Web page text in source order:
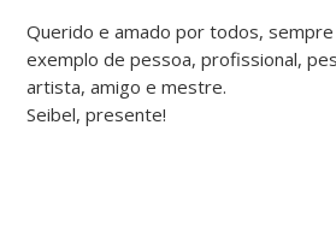
Querido e amado por todos,
exemplo de pessoa, profissional,
artista, amigo e mestre.
Seibel, presente!